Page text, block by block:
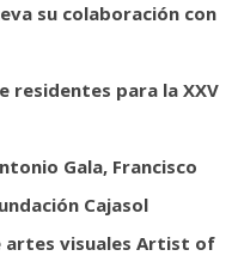
su colaboración con
residentes para la XXV
Gala, Francisco
Cajasol
artes visuales Artist of